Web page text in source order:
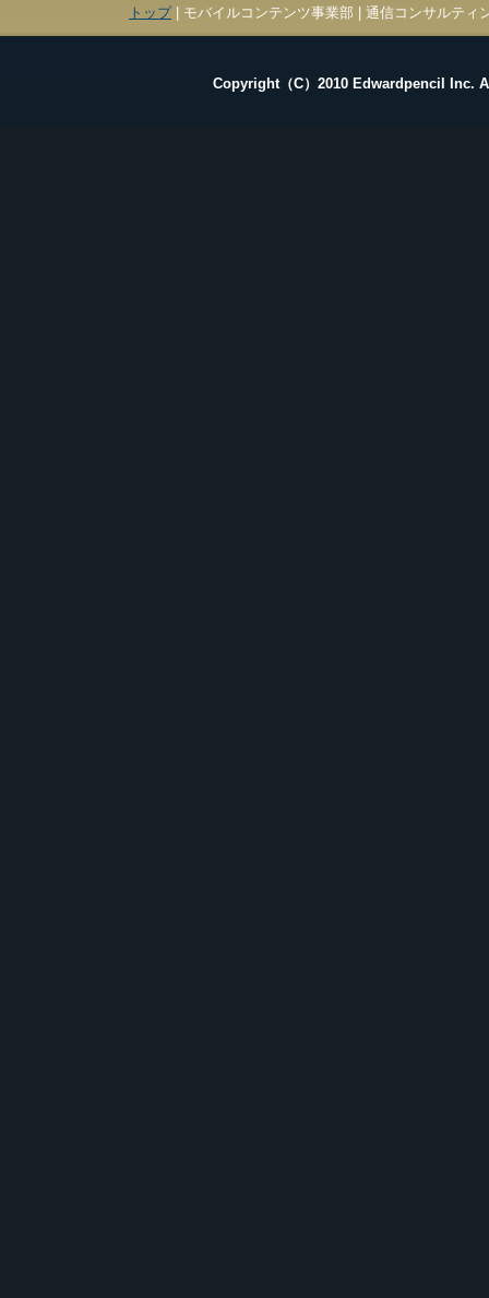
トップ| モバイルコンテンツ事業部 | 通信コンサルティ
Copyright（C）2010 Edwardpencil Inc.